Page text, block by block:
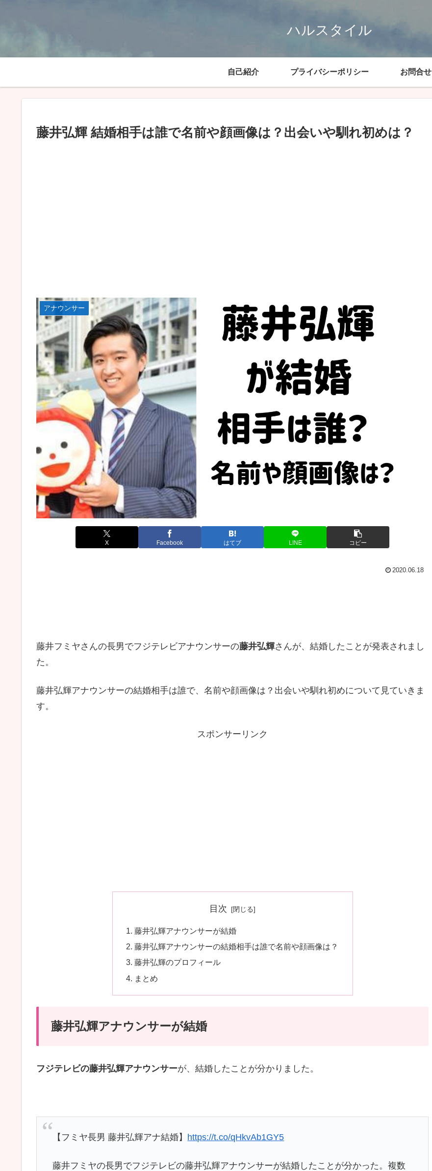
ハルスタイル
自己紹介 プライバシーポリシー お問合せ
藤井弘輝 結婚相手は誰で名前や顔画像は？出会いや馴れ初めは？
アナウンサー
X Facebook はてブ LINE コピー
2020.06.18
藤井フミヤさんの長男でフジテレビアナウンサーの藤井弘輝さんが、結婚したことが発表されまし
た。
藤井弘輝アナウンサーの結婚相手は誰で、名前や顔画像は？出会いや馴れ初めについて見ていきま
す。
スポンサーリンク
目次
藤井弘輝アナウンサーが結婚
藤井弘輝アナウンサーの結婚相手は誰で名前や顔画像は？
藤井弘輝のプロフィール
まとめ
藤井弘輝アナウンサーが結婚
フジテレビの藤井弘輝アナウンサーが、結婚したことが分かりました。
【フミヤ長男 藤井弘輝アナ結婚】 https://t.co/qHkvAb1GY5
藤井フミヤの長男でフジテレビの藤井弘輝アナウンサーが結婚したことが分かった。複数